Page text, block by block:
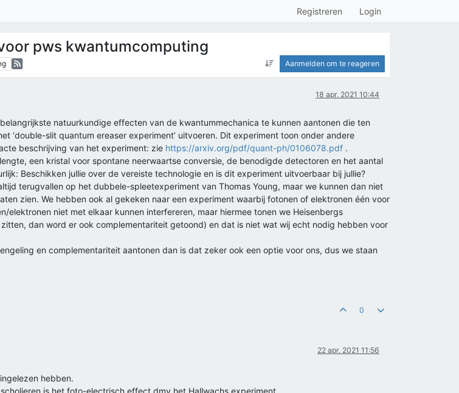
Registreren Login
pws kwantumcomputing
Aanmelden om te reageren
18 apr. 2021 10:44
natuurkundige effecten van de kwantummechanica te kunnen aantonen die ten
‘double-slit quantum ereaser experiment’ uitvoeren. Dit experiment toon onder andere
beschrijving van het experiment: zie https://arxiv.org/pdf/quant-ph/0106078.pdf .
een kristal voor spontane neerwaartse conversie, de benodigde detectoren en het aantal
Beschikken jullie over de vereiste technologie en is dit experiment uitvoerbaar bij jullie?
terugvallen op het dubbele-spleetexperiment van Thomas Young, maar we kunnen dan niet
zien. We hebben ook al gekeken naar een experiment waarbij fotonen of elektronen één voor
niet met elkaar kunnen interfereren, maar hiermee tonen we Heisenbergs
dan word er ook complementariteit getoond) en dat is niet wat wij echt nodig hebben voor
en complementariteit aantonen dan is dat zeker ook een optie voor ons, dus we staan
0
22 apr. 2021 11:56
hebben.
is het foto-electrisch effect dmv het Hallwachs experiment.